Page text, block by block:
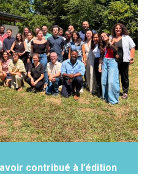
contribué à l’édition